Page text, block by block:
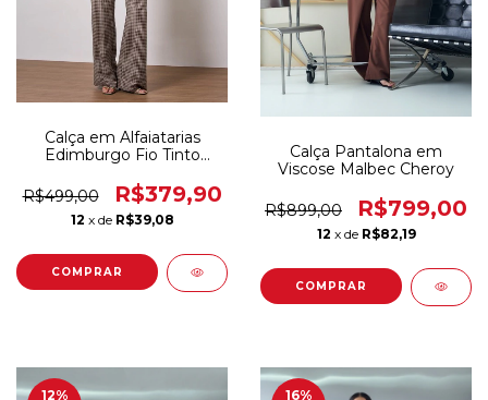
Calça em Alfaiatarias
Edimburgo Fio Tinto
R$499,00
R$379,90
12 x de R$39,08
COMPRAR
Calça Pantalona em
Viscose Malbec Cheroy
R$899,00 R$799,00
12 x de R$82,19
COMPRAR
12% 16%